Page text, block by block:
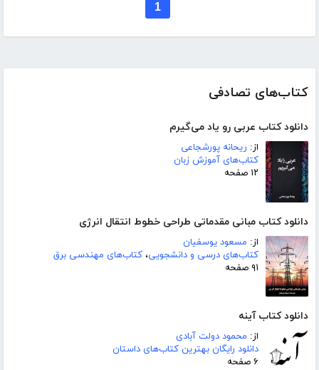
کتاب‌های تصادفی
دانلود کتاب عربی رو یاد می‌گیرم
از: ریحانه پورشجاعی
کتاب‌های آموزش زبان
۱۲ صفحه
دانلود کتاب مبانی مقدماتی طراحی خطوط انتقال انرژی
از: مسعود یوسفیان
کتاب‌های درسی و دانشجویی، کتاب‌های مهندسی برق
۹۱ صفحه
دانلود کتاب آینه
از: محمود دولت آبادی
دانلود رایگان بهترین کتاب‌های داستان
۶ صفحه
1